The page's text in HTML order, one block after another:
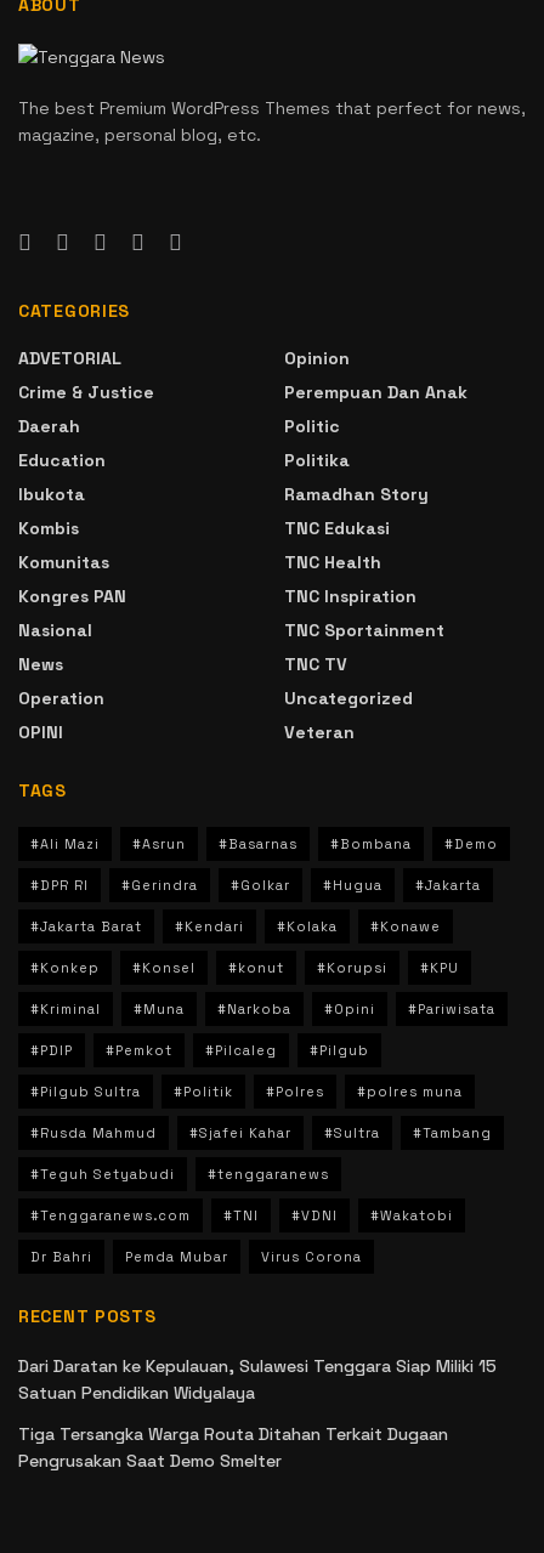
ABOUT
The best Premium WordPress Themes that perfect for news,
magazine, personal blog, etc.
CATEGORIES
ADVETORIAL
Crime & Justice
Daerah
Education
Ibukota
Kombis
Komunitas
Kongres PAN
Nasional
News
Operation
OPINI
Opinion
Perempuan Dan Anak
Politic
Politika
Ramadhan Story
TNC Edukasi
TNC Health
TNC Inspiration
TNC Sportainment
TNC TV
Uncategorized
Veteran
TAGS
#Ali Mazi #Asrun #Basarnas #Bombana #Demo
#DPR RI #Gerindra #Golkar #Hugua #Jakarta
#Jakarta Barat #Kendari #Kolaka #Konawe
#Konkep #Konsel #konut #Korupsi #KPU
#Kriminal #Muna #Narkoba #Opini #Pariwisata
#PDIP #Pemkot #Pilcaleg #Pilgub
#Pilgub Sultra #Politik #Polres #polres muna
#Rusda Mahmud #Sjafei Kahar #Sultra #Tambang
#Teguh Setyabudi #tenggaranews
#Tenggaranews.com #TNI #VDNI #Wakatobi
Dr Bahri Pemda Mubar Virus Corona
RECENT POSTS
Dari Daratan ke Kepulauan, Sulawesi Tenggara Siap Miliki 15
Satuan Pendidikan Widyalaya
Tiga Tersangka Warga Routa Ditahan Terkait Dugaan
Pengrusakan Saat Demo Smelter